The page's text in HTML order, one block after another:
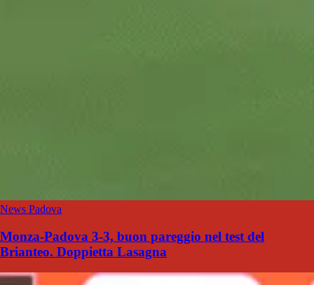
News Padova
Monza-Padova 3-3, buon pareggio nel test del
Brianteo. Doppietta Lasagna